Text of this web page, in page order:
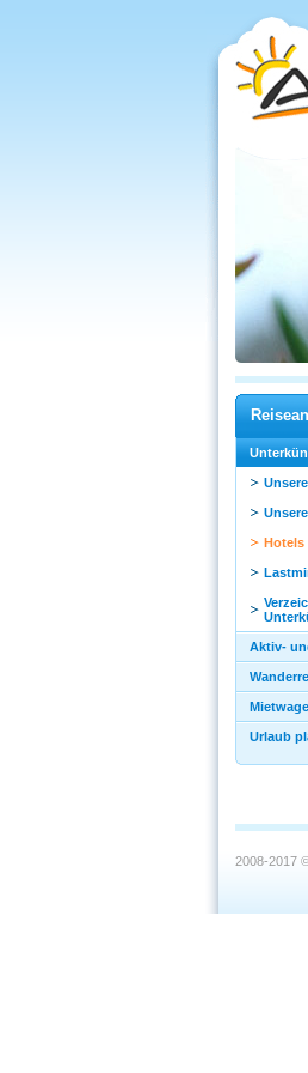
Hotels
Aktiv-
Urlaub
2008-2017